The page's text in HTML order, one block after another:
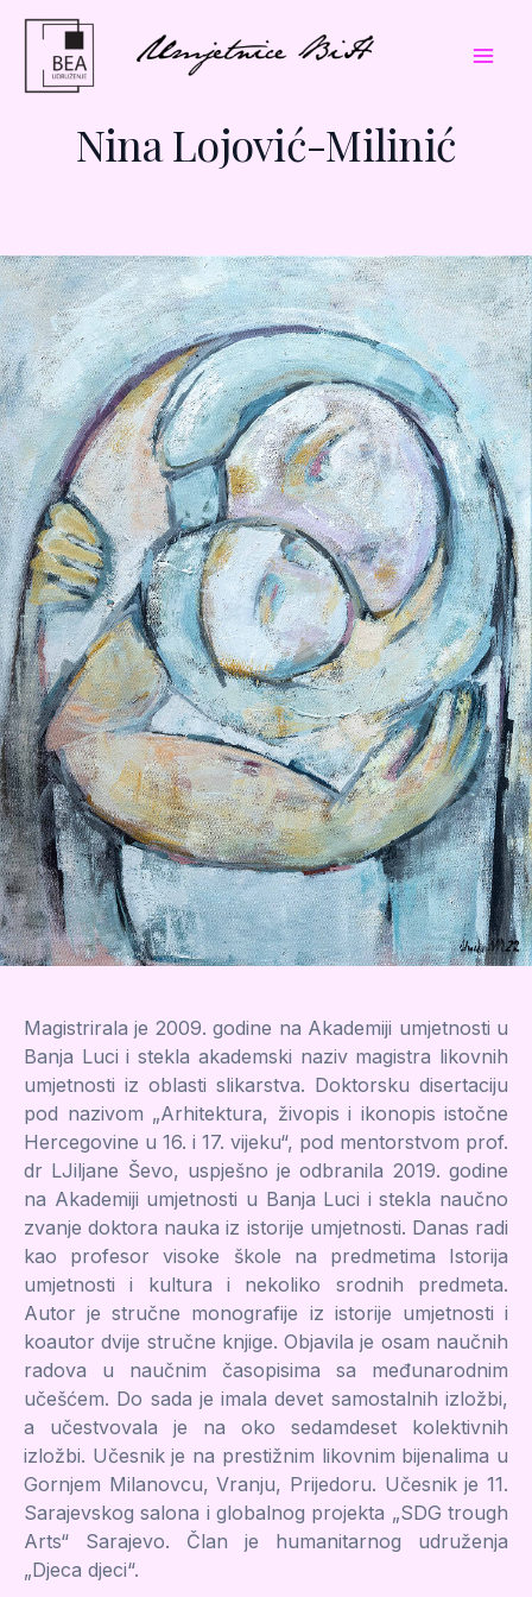
Skip
content
Nina Lojović-Milinić
Magistrirala je 2009. godine na Akademiji umjetnosti u
Banja Luci i stekla akademski naziv magistra likovnih
umjetnosti iz oblasti slikarstva. Doktorsku disertaciju
pod nazivom „Arhitektura, živopis i ikonopis istočne
Hercegovine u 16. i 17. vijeku“, pod mentorstvom prof.
dr LJiljane Ševo, uspješno je odbranila 2019. godine
na Akademiji umjetnosti u Banja Luci i stekla naučno
zvanje doktora nauka iz istorije umjetnosti. Danas radi
kao profesor visoke škole na predmetima Istorija
umjetnosti i kultura i nekoliko srodnih predmeta.
Autor je stručne monografije iz istorije umjetnosti i
koautor dvije stručne knjige. Objavila je osam naučnih
radova u naučnim časopisima sa međunarodnim
učešćem. Do sada je imala devet samostalnih izložbi,
a učestvovala je na oko sedamdeset kolektivnih
izložbi. Učesnik je na prestižnim likovnim bijenalima u
Gornjem Milanovcu, Vranju, Prijedoru. Učesnik je 11.
Sarajevskog salona i globalnog projekta „SDG trough
Arts“ Sarajevo. Član je humanitarnog udruženja
„Djeca djeci“.